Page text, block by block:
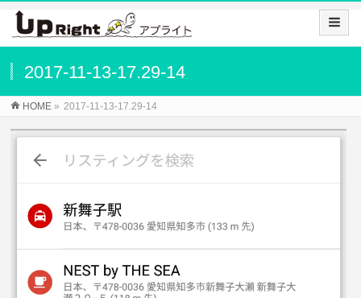
2017-11-13-17.29-14
HOME » 2017-11-13-17.29-14